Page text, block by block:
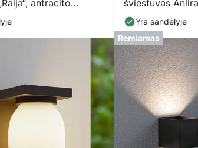
antracito
40
šviestuvas
down, IP65
Yra sandėlyje
Remiamas